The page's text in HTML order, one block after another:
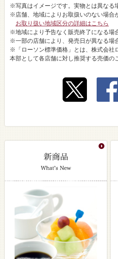
※写真はイメージです。実物とは異なる
※店舗、地域によりお取扱いのない場合
お取り扱い地域区分の詳細はこちら
※地域により予告なく販売終了になる場
※一部の店舗により、発売日が異なる場
※「ローソン標準価格」とは、株式会社
本部として各店舗に対し推奨する売価の